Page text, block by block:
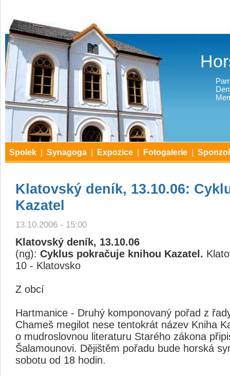
Spolek Synagoga Expozice Fotogalerie
Klatovský deník, 13.10.06:
Kazatel
13.10.2006 - 15:00
Klatovský deník, 13.10.06
(ng): Cyklus pokračuje knihou Kazatel.
10 - Klatovsko
Z obcí
Hartmanice - Druhý komponovaný pořad z
Chameš megilot nese tentokrát název Kniha
o mudroslovnou literaturu Starého zákona
Šalamounovi. Dějištěm pořadu bude horská
sobotu od 18 hodin.